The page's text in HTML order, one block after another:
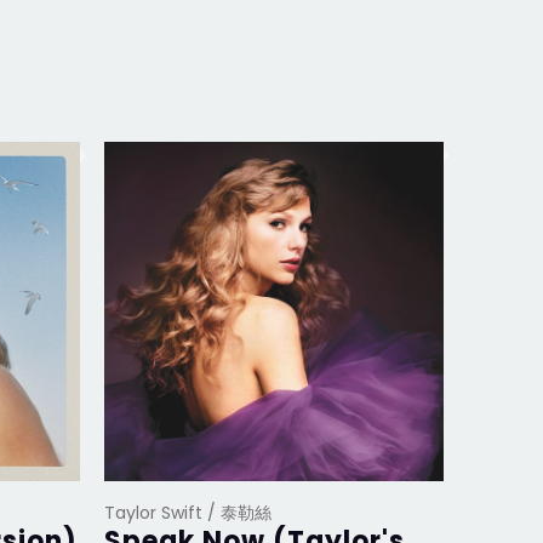
Taylor Swift / 泰勒絲